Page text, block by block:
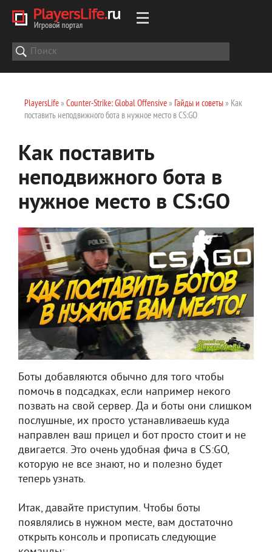
PlayersLife» Counter-Strike: Global Offensive» Гайды и советы» Как
поставить неподвижного бота в нужное место в CS:GO
Как поставить
неподвижного бота в
нужное место в CS:GO
Боты добавляются обычно для того чтобы
помочь в подсадках, если например некого
позвать на свой сервер. Да и боты они слишком
послушные, их просто устанавливаешь куда
направлен ваш прицел и бот просто стоит и не
двигается. Это очень удобная фича в CS:GO,
которую не все знают, но и полезно будет
теперь узнать.
Итак, давайте приступим. Чтобы боты
появлялись в нужном месте, вам достаточно
открыть консоль и прописать следующие